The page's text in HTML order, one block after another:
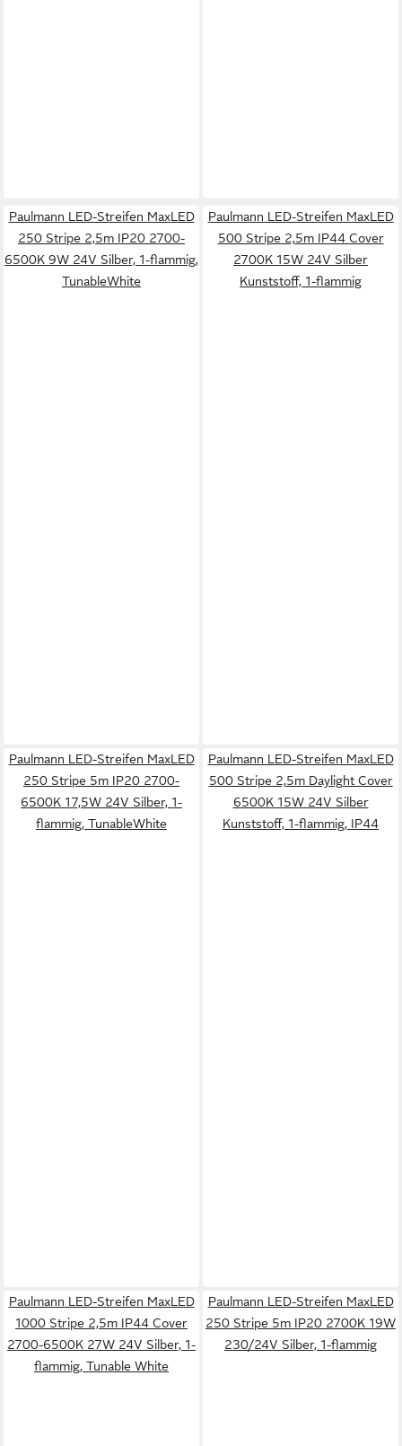
Paulmann LED-Streifen MaxLED
250 Stripe 2,5m IP20 2700-
6500K 9W 24V Silber, 1-flammig,
TunableWhite
Paulmann LED-Streifen MaxLED
500 Stripe 2,5m IP44 Cover
2700K 15W 24V Silber
Kunststoff, 1-flammig
Paulmann LED-Streifen MaxLED
250 Stripe 5m IP20 2700-
6500K 17,5W 24V Silber, 1-
flammig, TunableWhite
Paulmann LED-Streifen MaxLED
500 Stripe 2,5m Daylight Cover
6500K 15W 24V Silber
Kunststoff, 1-flammig, IP44
Paulmann LED-Streifen MaxLED
1000 Stripe 2,5m IP44 Cover
2700-6500K 27W 24V Silber, 1-
flammig, Tunable White
Paulmann LED-Streifen MaxLED
250 Stripe 5m IP20 2700K 19W
230/24V Silber, 1-flammig